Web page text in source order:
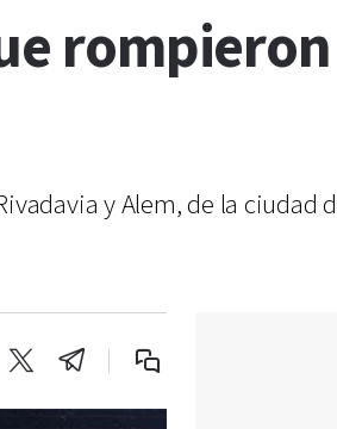
y Alem, de la ciudad